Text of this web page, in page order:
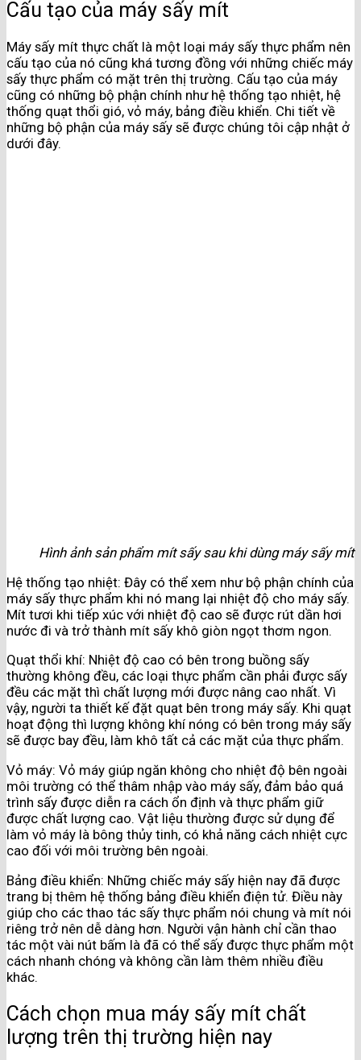
Cấu tạo của máy sấy mít
Máy sấy mít thực chất là một loại máy sấy thực phẩm nên
cấu tạo của nó cũng khá tương đồng với những chiếc máy
sấy thực phẩm có mặt trên thị trường. Cấu tạo của máy
cũng có những bộ phận chính như hệ thống tạo nhiệt, hệ
thống quạt thổi gió, vỏ máy, bảng điều khiển. Chi tiết về
những bộ phận của máy sấy sẽ được chúng tôi cập nhật ở
dưới đây.
Hình ảnh sản phẩm mít sấy sau khi dùng máy sấy mít
Hệ thống tạo nhiệt: Đây có thể xem như bộ phận chính của
máy sấy thực phẩm khi nó mang lại nhiệt độ cho máy sấy.
Mít tươi khi tiếp xúc với nhiệt độ cao sẽ được rút dần hơi
nước đi và trở thành mít sấy khô giòn ngọt thơm ngon.
Quạt thổi khí: Nhiệt độ cao có bên trong buồng sấy
thường không đều, các loại thực phẩm cần phải được sấy
đều các mặt thì chất lượng mới được nâng cao nhất. Vì
vậy, người ta thiết kế đặt quạt bên trong máy sấy. Khi quạt
hoạt động thì lượng không khí nóng có bên trong máy sấy
sẽ được bay đều, làm khô tất cả các mặt của thực phẩm.
Vỏ máy: Vỏ máy giúp ngăn không cho nhiệt độ bên ngoài
môi trường có thể thâm nhập vào máy sấy, đảm bảo quá
trình sấy được diễn ra cách ổn định và thực phẩm giữ
được chất lượng cao. Vật liệu thường được sử dụng để
làm vỏ máy là bông thủy tinh, có khả năng cách nhiệt cực
cao đối với môi trường bên ngoài.
Bảng điều khiển: Những chiếc máy sấy hiện nay đã được
trang bị thêm hệ thống bảng điều khiển điện tử. Điều này
giúp cho các thao tác sấy thực phẩm nói chung và mít nói
riêng trở nên dễ dàng hơn. Người vận hành chỉ cần thao
tác một vài nút bấm là đã có thể sấy được thực phẩm một
cách nhanh chóng và không cần làm thêm nhiều điều
khác.
Cách chọn mua máy sấy mít chất
lượng trên thị trường hiện nay